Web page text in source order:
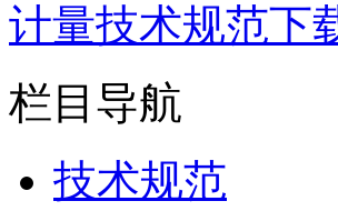
计量技术规范下
栏目导航
技术规范